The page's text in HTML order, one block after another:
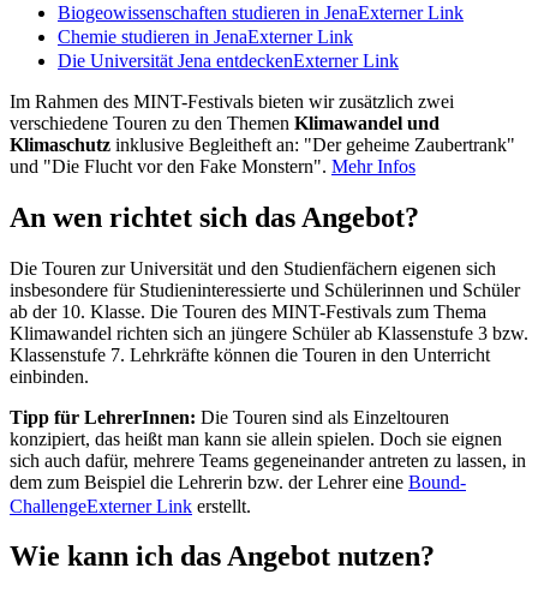
Biogeowissenschaften studieren in JenaExterner Link
Chemie studieren in JenaExterner Link
Die Universität Jena entdeckenExterner Link
Im Rahmen des MINT-Festivals bieten wir zusätzlich zwei
verschiedene Touren zu den Themen Klimawandel und
Klimaschutz inklusive Begleitheft an: "Der geheime Zaubertrank"
und "Die Flucht vor den Fake Monstern". Mehr Infos
An wen richtet sich das Angebot?
Die Touren zur Universität und den Studienfächern eigenen sich
insbesondere für Studieninteressierte und Schülerinnen und Schüler
ab der 10. Klasse. Die Touren des MINT-Festivals zum Thema
Klimawandel richten sich an jüngere Schüler ab Klassenstufe 3 bzw.
Klassenstufe 7. Lehrkräfte können die Touren in den Unterricht
einbinden.
Tipp für LehrerInnen: Die Touren sind als Einzeltouren
konzipiert, das heißt man kann sie allein spielen. Doch sie eignen
sich auch dafür, mehrere Teams gegeneinander antreten zu lassen, in
dem zum Beispiel die Lehrerin bzw. der Lehrer eine Bound-
ChallengeExterner Link erstellt.
Wie kann ich das Angebot nutzen?